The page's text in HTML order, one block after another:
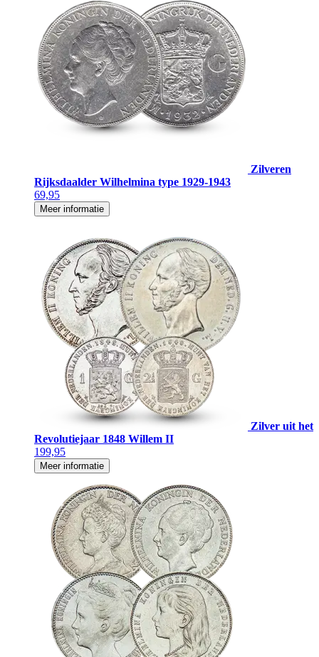
Zilveren
Rijksdaalder Wilhelmina type 1929-1943
69,95
Meer informatie
Zilver uit het
Revolutiejaar 1848 Willem II
199,95
Meer informatie